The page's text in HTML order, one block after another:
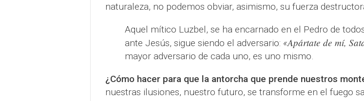
naturaleza, no podemos obviar, asimismo, su fuerza
Aquel mítico Luzbel, se ha encarnado en el Pedro de
ante Jesús, sigue siendo el adversario: «Apártate de mí,
mayor adversario de cada uno, es uno mismo.
¿Cómo hacer para que la antorcha que prende nuestros
nuestras ilusiones, nuestro futuro, se transforme en el fuego